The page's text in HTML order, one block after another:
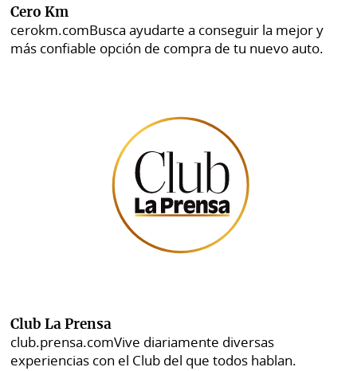
Cero Km
cerokm.comBusca ayudarte a conseguir la mejor y
más confiable opción de compra de tu nuevo auto.
Club La Prensa
club.prensa.comVive diariamente diversas
experiencias con el Club del que todos hablan.